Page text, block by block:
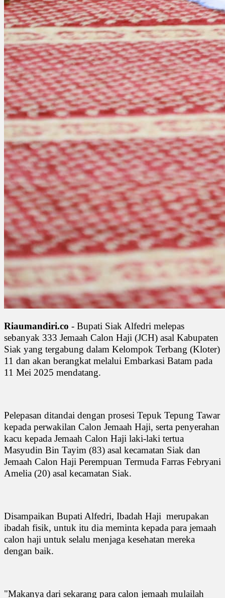
Riaumandiri.co - Bupati Siak Alfedri melepas
sebanyak 333 Jemaah Calon Haji (JCH) asal Kabupaten
Siak yang tergabung dalam Kelompok Terbang (Kloter)
11 dan akan berangkat melalui Embarkasi Batam pada
11 Mei 2025 mendatang.
Pelepasan ditandai dengan prosesi Tepuk Tepung Tawar
kepada perwakilan Calon Jemaah Haji, serta penyerahan
kacu kepada Jemaah Calon Haji laki-laki tertua
Masyudin Bin Tayim (83) asal kecamatan Siak dan
Jemaah Calon Haji Perempuan Termuda Farras Febryani
Amelia (20) asal kecamatan Siak.
Disampaikan Bupati Alfedri, Ibadah Haji merupakan
ibadah fisik, untuk itu dia meminta kepada para jemaah
calon haji untuk selalu menjaga kesehatan mereka
dengan baik.
"Makanya dari sekarang para calon jemaah mulailah